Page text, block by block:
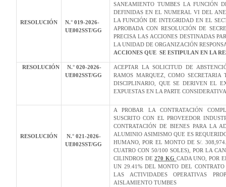
RESOLUCIÓN
N.° 019-2026-
UE002SST/GG
SANEAMIENTO TUMBES LA FUNCIÓN
DEFINIDAS EN EL NUMERAL VI DEL
LA FUNCIÓN DE INTEGRIDAD EN EL
APROBADA CON RESOLUCIÓN DE
PRECISA LAS ACCIONES DESTINADAS
LA UNIDAD DE ORGANIZACIÓN
ACCIONES QUE SE ESTIPULAN EN LA
RESOLUCIÓN
N.° 020-2026-
UE002SST/GG
ACEPTAR LA SOLICITUD DE
RAMOS MARQUEZ, COMO SECRETARIA
DISCIPLINARIO, QUE SE DERIVEN EL
EXPUESTAS EN LA PARTE
RESOLUCIÓN
N.° 021-2026-
UE002SST/GG
A PROBAR LA CONTRATACIÓN
SUSCRITO CON EL PROVEEDOR
CONTRATACIÓN DE BIENES PARA LA
ALUMINIO ASIMISMO QUE ES
HUMANO, POR EL MONTO DE S/.
CUATRO CON 50/100 SOLES), POR LA
CILINDROS DE270 KG CADA UNO, POR
UN 29.41% DEL MONTO DEL
LAS ACTIVIDADES OPERATIVAS
AISLAMIENTO TUMBES